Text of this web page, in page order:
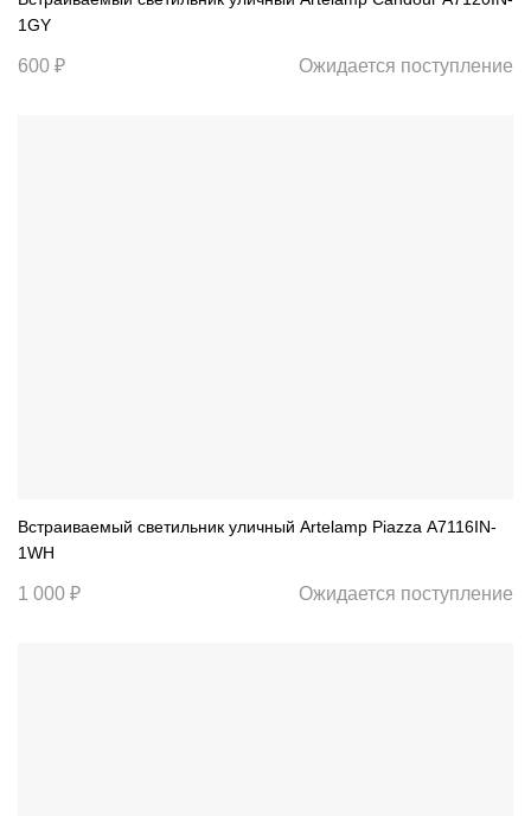
1GY
600 ₽ Ожидается поступление
Встраиваемый светильник уличный Artelamp Piazza A7116IN-
1WH
1 000 ₽ Ожидается поступление